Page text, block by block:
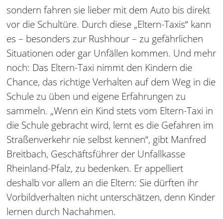
sondern fahren sie lieber mit dem Auto bis direkt
vor die Schultüre. Durch diese „Eltern-Taxis“ kann
es – besonders zur Rushhour – zu gefährlichen
Situationen oder gar Unfällen kommen. Und mehr
noch: Das Eltern-Taxi nimmt den Kindern die
Chance, das richtige Verhalten auf dem Weg in die
Schule zu üben und eigene Erfahrungen zu
sammeln. „Wenn ein Kind stets vom Eltern-Taxi in
die Schule gebracht wird, lernt es die Gefahren im
Straßenverkehr nie selbst kennen“, gibt Manfred
Breitbach, Geschäftsführer der Unfallkasse
Rheinland-Pfalz, zu bedenken. Er appelliert
deshalb vor allem an die Eltern: Sie dürften ihr
Vorbildverhalten nicht unterschätzen, denn Kinder
lernen durch Nachahmen.